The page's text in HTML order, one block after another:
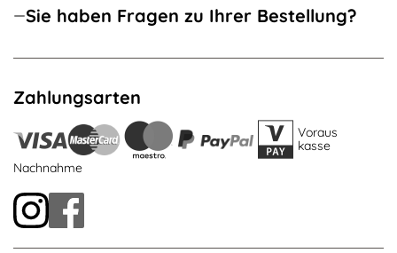
Sie haben Fragen zu Ihrer Bestellung?
Zahlungsarten
Voraus
kasse
Nachnahme